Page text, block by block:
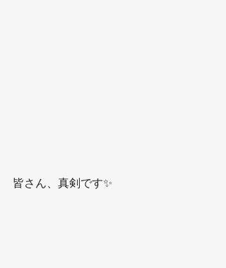
皆さん、真剣です✨